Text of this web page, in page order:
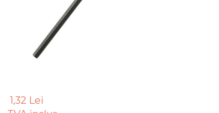
Accesorii Baie
Accesorii Telefoane
Casti Audio
Accesorii Laptop & PC
Chinga & Suport Mobila
1,32 Lei